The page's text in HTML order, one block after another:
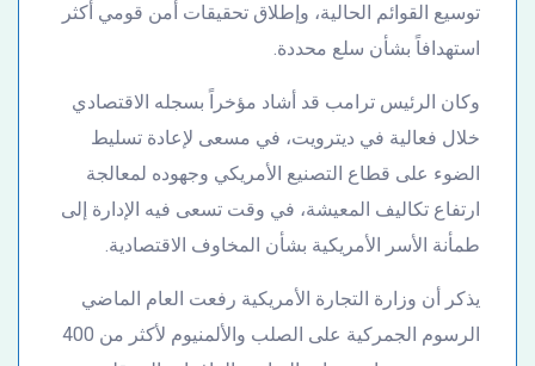
توسيع القوائم الحالية، وإطلاق تحقيقات أمن قومي أكثر
استهدافاً بشأن سلع محددة.
وكان الرئيس ترامب قد أشاد مؤخراً بسجله الاقتصادي
خلال فعالية في ديترويت، في مسعى لإعادة تسليط
الضوء على قطاع التصنيع الأمريكي وجهوده لمعالجة
ارتفاع تكاليف المعيشة، في وقت تسعى فيه الإدارة إلى
طمأنة الأسر الأمريكية بشأن المخاوف الاقتصادية.
يذكر أن وزارة التجارة الأمريكية رفعت العام الماضي
الرسوم الجمركية على الصلب والألمنيوم لأكثر من 400